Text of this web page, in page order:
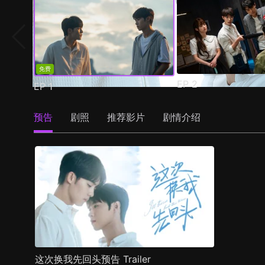
免费
EP1 EP2
预告 剧照 推荐影片 剧情介绍
这次换我先回头预告 Trailer